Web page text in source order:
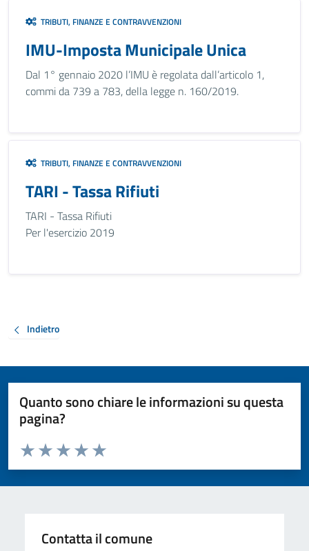
TRIBUTI, FINANZE E CONTRAVVENZIONI
IMU-Imposta Municipale Unica
Dal 1° gennaio 2020 l’IMU è regolata dall’articolo 1,
commi da 739 a 783, della legge n. 160/2019.
TRIBUTI, FINANZE E CONTRAVVENZIONI
TARI - Tassa Rifiuti
TARI - Tassa Rifiuti
Per l'esercizio 2019
Indietro
Quanto sono chiare le informazioni su questa
pagina?
Valuta da 1 a 5 stelle la pagina
Valuta 5 stelle su 5
Valuta 4 stelle su 5
Valuta 3 stelle su 5
Valuta 2 stelle su 5
Valuta 1 stelle su 5
Contatta il comune